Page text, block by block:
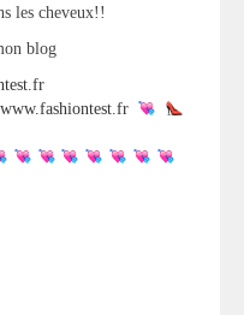
les cheveux!!
blog